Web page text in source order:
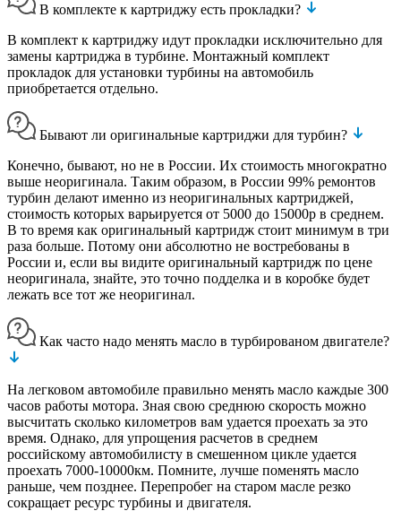
В комплекте к картриджу есть прокладки?
В комплект к картриджу идут прокладки исключительно для
замены картриджа в турбине. Монтажный комплект
прокладок для установки турбины на автомобиль
приобретается отдельно.
Бывают ли оригинальные картриджи для турбин?
Конечно, бывают, но не в России. Их стоимость многократно
выше неоригинала. Таким образом, в России 99% ремонтов
турбин делают именно из неоригинальных картриджей,
стоимость которых варьируется от 5000 до 15000р в среднем.
В то время как оригинальный картридж стоит минимум в три
раза больше. Потому они абсолютно не востребованы в
России и, если вы видите оригинальный картридж по цене
неоригинала, знайте, это точно подделка и в коробке будет
лежать все тот же неоригинал.
Как часто надо менять масло в турбированом двигателе?
На легковом автомобиле правильно менять масло каждые 300
часов работы мотора. Зная свою среднюю скорость можно
высчитать сколько километров вам удается проехать за это
время. Однако, для упрощения расчетов в среднем
российскому автомобилисту в смешенном цикле удается
проехать 7000-10000км. Помните, лучше поменять масло
раньше, чем позднее. Перепробег на старом масле резко
сокращает ресурс турбины и двигателя.